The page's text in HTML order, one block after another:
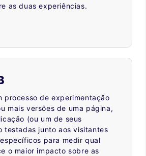
as duas experiências.
processo de experimentação
mais versões de uma página,
(ou um de seus
testadas junto aos visitantes
para medir qual
o maior impacto sobre as